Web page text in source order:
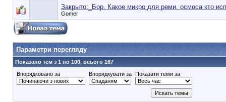
Закрыто:_ Бор. Какое микро для реми. осмоса кто
Gomer
90353748e6549cd1148d01dde3b3bc75
Параметри перегляду
Показано тем з 1 по 100, всього 167
Впорядковано за
Впорядкувати за Показати теми за